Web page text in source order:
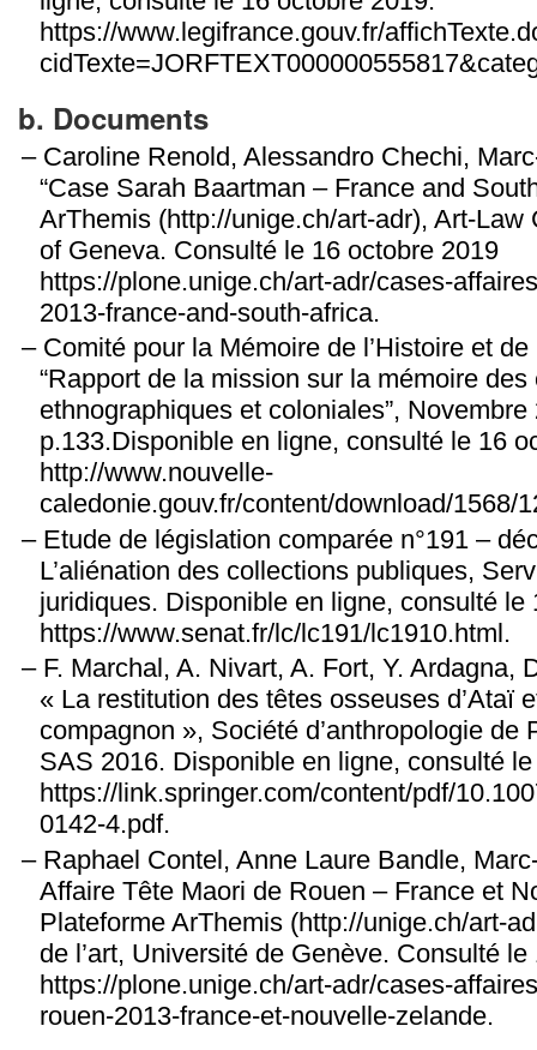
https://www.legifrance.gouv.fr/
b. Documents
Caroline Renold, Alessandro Chechi,
“Case Sarah Baartman – France and
ArThemis (http://unige.ch/art-adr), Art-Law
of Geneva. Consulté le 16 octobre 2019
https://plone.unige.ch/art-adr/cases-
2013-france-and-south-africa.
Comité pour la Mémoire de l’Histoire et de
“Rapport de la mission sur la mémoire
ethnographiques et coloniales”, Novembre
p.133.Disponible en ligne, consulté le 16
http://www.nouvelle-
caledonie.gouv.fr/content/download/1568/
Etude de législation comparée n°191 –
L’aliénation des collections publiques,
juridiques. Disponible en ligne, consulté le
https://www.senat.fr/lc/lc191/lc1910.html.
F. Marchal, A. Nivart, A. Fort, Y. Ardagna,
« La restitution des têtes osseuses d’Ataï
compagnon », Société d’anthropologie de
SAS 2016. Disponible en ligne, consulté
https://link.springer.com/content/pdf/
0142-4.pdf.
Raphael Contel, Anne Laure Bandle,
Affaire Tête Maori de Rouen – France et
Plateforme ArThemis (http://unige.ch/art-
de l’art, Université de Genève. Consulté
https://plone.unige.ch/art-adr/cases-
rouen-2013-france-et-nouvelle-zelande.